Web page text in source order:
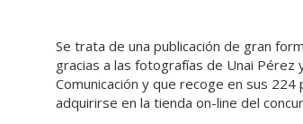
Se trata de una publicación de gran
gracias a las fotografías de Unai
Comunicación y que recoge en sus
adquirirse en la tienda on-line del